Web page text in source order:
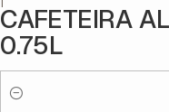
CAFETEIRA
0.75L
Quantidade